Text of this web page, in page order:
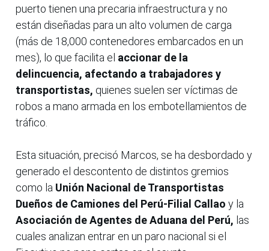
puerto tienen una precaria infraestructura y no
están diseñadas para un alto volumen de carga
(más de 18,000 contenedores embarcados en un
mes), lo que facilita el accionar de la
delincuencia, afectando a trabajadores y
transportistas, quienes suelen ser víctimas de
robos a mano armada en los embotellamientos de
tráfico.
Esta situación, precisó Marcos, se ha desbordado y
generado el descontento de distintos gremios
como la Unión Nacional de Transportistas
Dueños de Camiones del Perú-Filial Callao y la
Asociación de Agentes de Aduana del Perú, las
cuales analizan entrar en un paro nacional si el